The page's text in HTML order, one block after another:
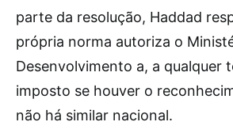
parte da resolução, Haddad
própria norma autoriza o
Desenvolvimento a, a qualquer
imposto se houver o
não há similar nacional.